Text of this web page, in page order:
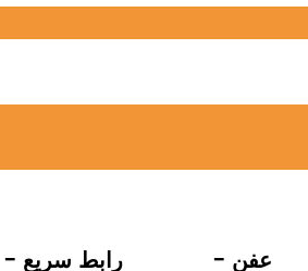
- رابط سريع - عفن